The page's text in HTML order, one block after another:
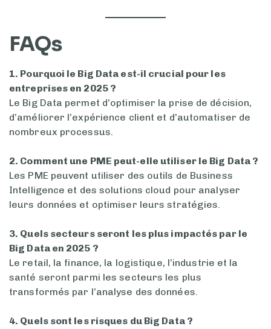
FAQs
1. Pourquoi le Big Data est-il crucial pour les
entreprises en 2025 ?
Le Big Data permet d’optimiser la prise de décision,
d’améliorer l’expérience client et d’automatiser de
nombreux processus.
2. Comment une PME peut-elle utiliser le Big Data ?
Les PME peuvent utiliser des outils de Business
Intelligence et des solutions cloud pour analyser
leurs données et optimiser leurs stratégies.
3. Quels secteurs seront les plus impactés par le
Big Data en 2025 ?
Le retail, la finance, la logistique, l’industrie et la
santé seront parmi les secteurs les plus
transformés par l’analyse des données.
4. Quels sont les risques du Big Data ?